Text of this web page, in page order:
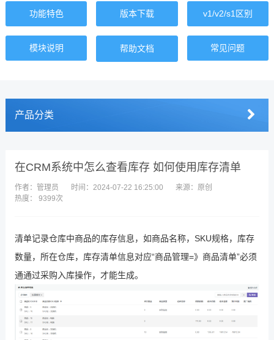
功能特色 版本下载 v1/v2/s1区别
模块说明 帮助文档 常见问题
产品分类
在CRM系统中怎么查看库存 如何使用库存清单
作者：管理员 时间：2024-07-22 16:25:00
来源：原创
热度： 9399次
清单记录仓库中商品的库存信息，如商品名称，SKU规格，库存
数量，所在仓库，库存清单信息对应“商品管理=》商品清单”必须
通通过采购入库操作，才能生成。